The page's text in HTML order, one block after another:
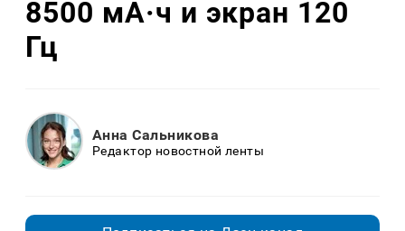
8500 мА·ч и экран 120
Гц
Анна Сальникова
Редактор новостной ленты